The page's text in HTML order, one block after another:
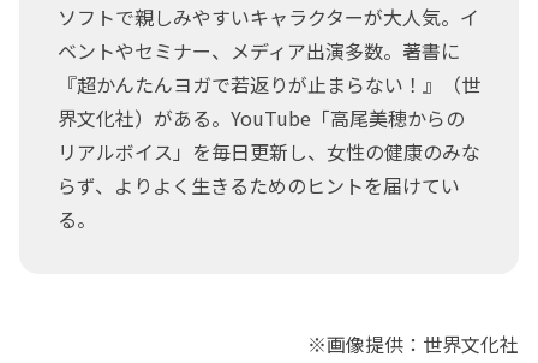
ソフトで親しみやすいキャラクターが大人気。イ
ベントやセミナー、メディア出演多数。著書に
『超かんたんヨガで若返りが止まらない！』（世
界文化社）がある。YouTube「高尾美穂からの
リアルボイス」を毎日更新し、女性の健康のみな
らず、よりよく生きるためのヒントを届けてい
る。
※画像提供：世界文化社